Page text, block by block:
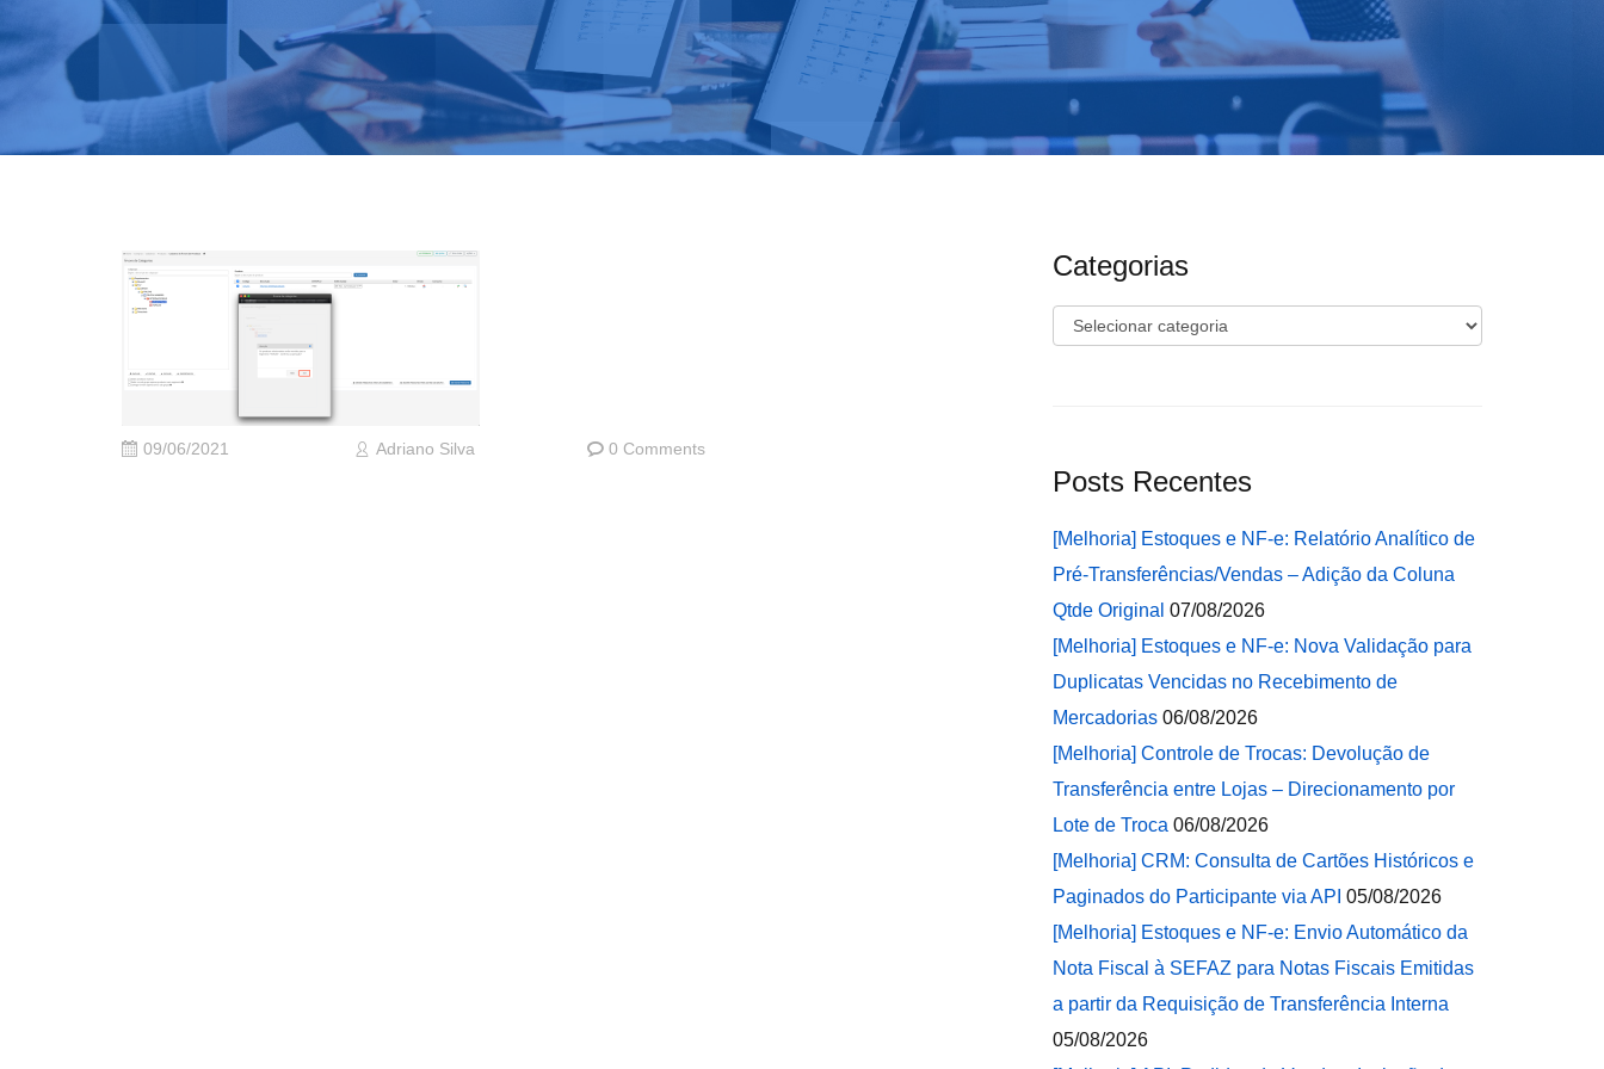
09/06/2021 Adriano Silva 0 Comments
Categorias
Categorias
Posts Recentes
[Melhoria] Estoques e NF-e: Relatório Analítico de
Pré-Transferências/Vendas – Adição da Coluna
Qtde Original 07/08/2026
[Melhoria] Estoques e NF-e: Nova Validação para
Duplicatas Vencidas no Recebimento de
Mercadorias 06/08/2026
[Melhoria] Controle de Trocas: Devolução de
Transferência entre Lojas – Direcionamento por
Lote de Troca 06/08/2026
[Melhoria] CRM: Consulta de Cartões Históricos e
Paginados do Participante via API 05/08/2026
[Melhoria] Estoques e NF-e: Envio Automático da
Nota Fiscal à SEFAZ para Notas Fiscais Emitidas
a partir da Requisição de Transferência Interna
05/08/2026